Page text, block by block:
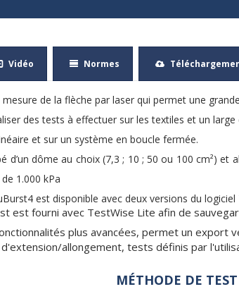
Vidéo Normes
de la flèche par laser qui permet une
des tests à effectuer sur les textiles et un
et sur un système en boucle fermée.
d’un dôme au choix (7,3 ; 10 ; 50 ou 100 cm²)
1.000 kPa
est disponible avec deux versions du logiciel
est fourni avec TestWise Lite afin de
plus avancées, permet un export
allongement, tests définis par
MÉTHODE DE TEST